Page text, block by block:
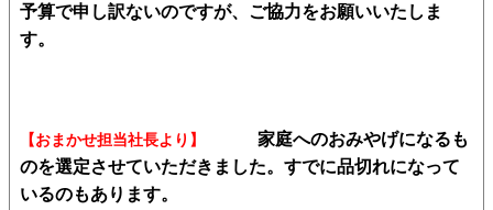
予算で申し訳ないのですが、ご協力をお願いいたしま
す。
【おまかせ担当社長より】
家庭へのおみやげになるも
のを選定させていただきました。すでに品切れになって
いるのもあります。